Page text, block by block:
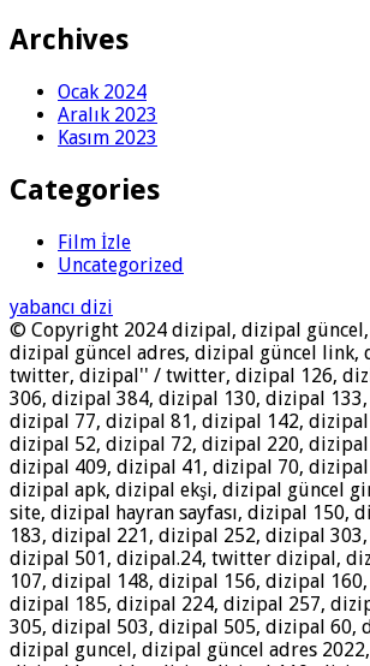
Archives
Ocak 2024
Aralık 2023
Kasım 2023
Categories
Film İzle
Uncategorized
yabancı dizi
© Copyright 2024 dizipal, dizipal
dizipal güncel adres, dizipal güncel link,
twitter, dizipal'' / twitter, dizipal 126,
306, dizipal 384, dizipal 130, dizipal
dizipal 77, dizipal 81, dizipal 142,
dizipal 52, dizipal 72, dizipal 220,
dizipal 409, dizipal 41, dizipal 70,
dizipal apk, dizipal ekşi, dizipal güncel
site, dizipal hayran sayfası, dizipal 150,
183, dizipal 221, dizipal 252, dizipal
dizipal 501, dizipal.24, twitter dizipal,
107, dizipal 148, dizipal 156, dizipal
dizipal 185, dizipal 224, dizipal 257,
305, dizipal 503, dizipal 505, dizipal 60,
dizipal guncel, dizipal güncel adres